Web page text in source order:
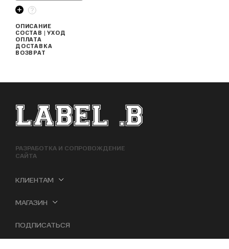
ОПИСАНИЕ
СОСТАВ | УХОД
ОПЛАТА
ДОСТАВКА
ВОЗВРАТ
ФУТЕР САЙТА
РАЗРАБОТКА И СОПРОВОЖДЕНИЕ
САЙТА
КЛИЕНТАМ
МАГАЗИН
ПОДПИСАТЬСЯ